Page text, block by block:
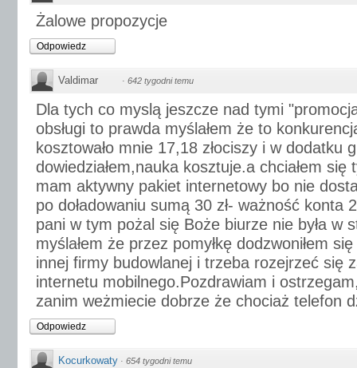
Żalowe propozycje
Odpowiedz
Valdimar · 642 tygodni temu
Dla tych co myslą jeszcze nad tymi
obsługi to prawda myślałem że to
kosztowało mnie 17,18 złociszy i w dodatku
dowiedziałem,nauka kosztuje.a chciałem się
mam aktywny pakiet internetowy bo nie
po doładowaniu sumą 30 zł- ważność konta
pani w tym pożal się Boże biurze nie była w
myślałem że przez pomyłkę dodzwoniłem
innej firmy budowlanej i trzeba rozejrzeć się
internetu mobilnego.Pozdrawiam i
zanim weżmiecie dobrze że chociaż telefon
Odpowiedz
Kocurkowaty · 654 tygodni temu